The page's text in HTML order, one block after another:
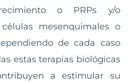
o PRPs y/o
mesenquimales o
de cada caso
estas terapias biológicas
a estimular su